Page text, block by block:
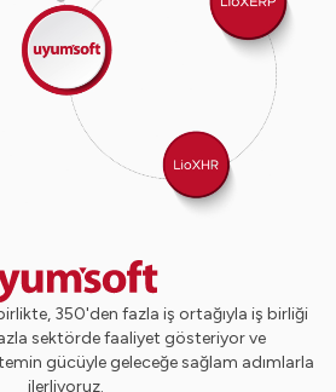
350'den fazla iş ortağıyla iş birliği
sektörde faaliyet gösteriyor ve
gücüyle geleceğe sağlam adımlarla
ilerliyoruz.